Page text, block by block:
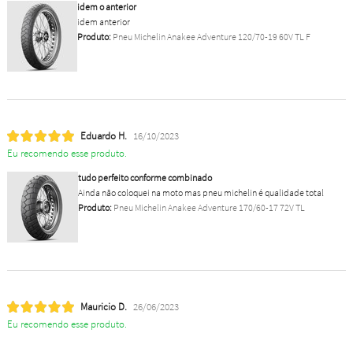
idem o anterior
idem anterior
Produto:Pneu Michelin Anakee Adventure 120/70-19 60V TL F
Eduardo H. 16/10/2023
Eu recomendo esse produto.
tudo perfeito conforme combinado
Ainda não coloquei na moto mas pneu michelin é qualidade total
Produto:Pneu Michelin Anakee Adventure 170/60-17 72V TL
Mauricio D. 26/06/2023
Eu recomendo esse produto.